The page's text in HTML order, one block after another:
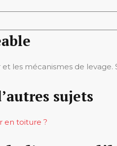
et les mécanismes de
sujets
en toiture ?